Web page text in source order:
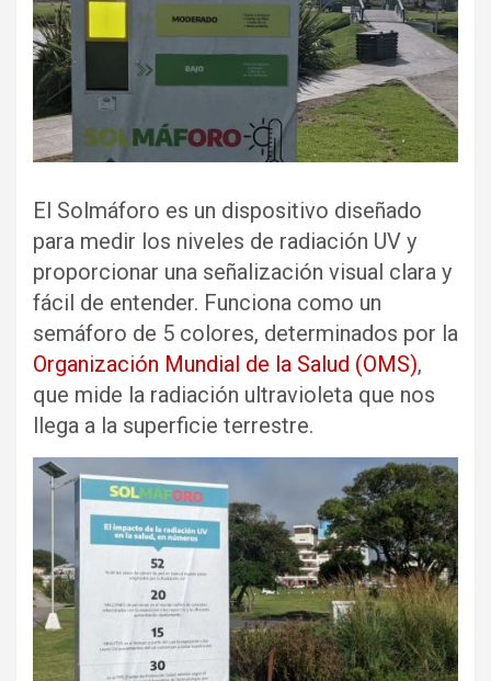
El Solmáforo es un dispositivo diseñado
para medir los niveles de radiación UV y
proporcionar una señalización visual clara y
fácil de entender. Funciona como un
semáforo de 5 colores, determinados por la
Organización Mundial de la Salud (OMS),
que mide la radiación ultravioleta que nos
llega a la superficie terrestre.